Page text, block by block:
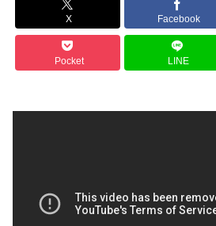
X Facebook
Pocket LINE